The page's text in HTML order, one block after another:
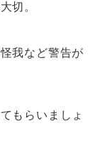
切。
我など警告が
もらいましょ